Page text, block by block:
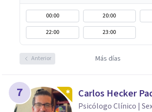
00:00 20:00
22:00
23:00
Anterior Más días
7 Carlos Hecker
Psicólogo Clínico |